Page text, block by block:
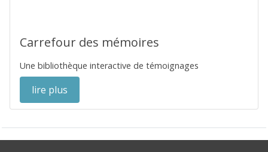
Carrefour des mémoires
Une bibliothèque interactive de témoignages
lire plus